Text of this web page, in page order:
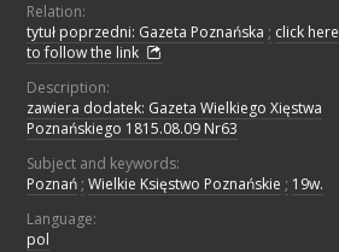
Relation:
tytuł poprzedni: Gazeta Poznańska ; click here
to follow the link
Description:
zawiera dodatek: Gazeta Wielkiego Xięstwa
Poznańskiego 1815.08.09 Nr63
Subject and keywords:
Poznań ; Wielkie Księstwo Poznańskie ; 19w.
Language:
pol